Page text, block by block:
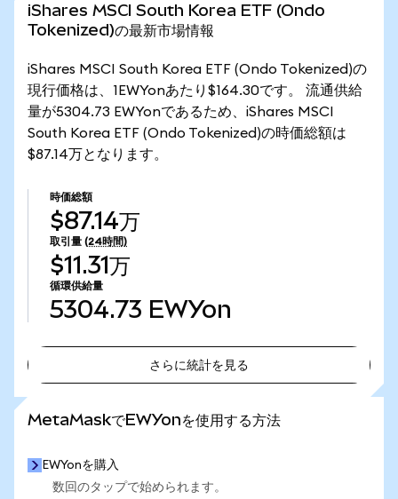
iShares MSCI South Korea ETF (Ondo
Tokenized)の最新市場情報
iShares MSCI South Korea ETF (Ondo Tokenized)の
現行価格は、1EWYonあたり$164.30です。 流通供給
量が5304.73 EWYonであるため、iShares MSCI
South Korea ETF (Ondo Tokenized)の時価総額は
$87.14万となります。
時価総額
$87.14万
取引量 (24時間)
$11.31万
循環供給量
5304.73 EWYon
さらに統計を見る
MetaMaskでEWYonを使用する方法
EWYonを購入
数回のタップで始められます。